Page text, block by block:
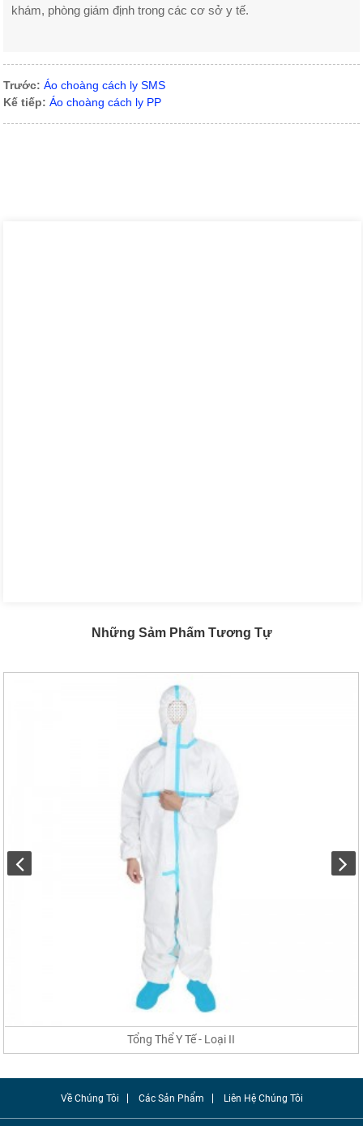
khám, phòng giám định trong các cơ sở y tế.
Trước: Áo choàng cách ly SMS
Kế tiếp: Áo choàng cách ly PP
Những Sảm Phẩm Tương Tự
Tổng Thể Y Tế - Loại II
Về Chúng Tôi Các Sản Phẩm Liên Hệ Chúng Tôi